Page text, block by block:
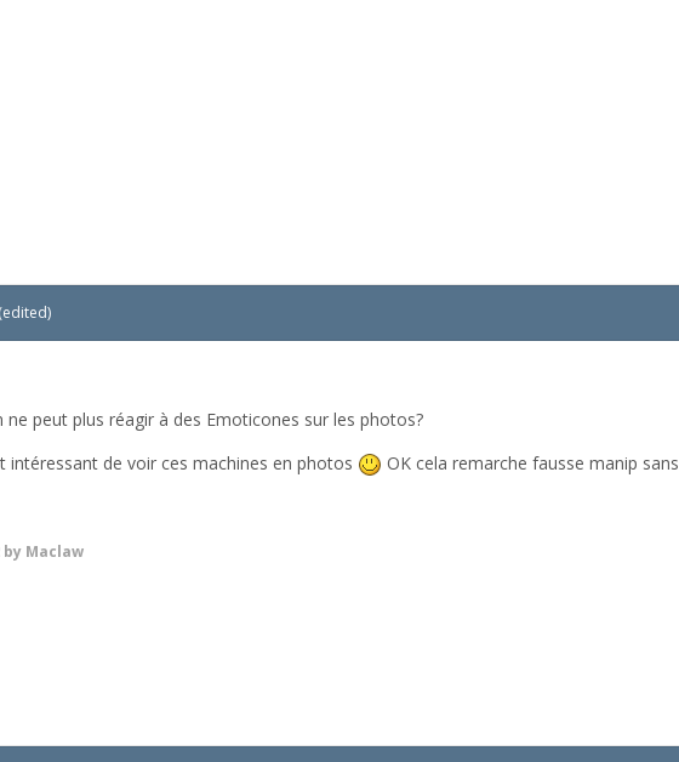
(edited)
peut plus réagir à des Emoticones sur les photos?
intéressant de voir ces machines en photos
OK cela remarche fausse manip
by Maclaw